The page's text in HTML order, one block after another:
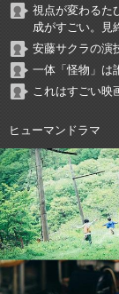
視点が変わるた
成がすごい。見
安藤サクラの演
一体「怪物」は
これはすごい映
ヒューマンドラマ